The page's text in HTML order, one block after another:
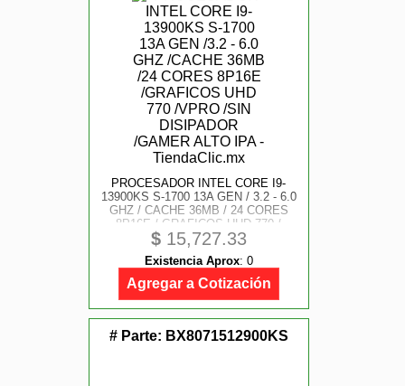
PROCESADOR INTEL CORE I9-
13900KS S-1700 13A GEN / 3.2 - 6.0
GHZ / CACHE 36MB / 24 CORES
8P16E / GRAFICOS UHD 770 /
VPRO / SIN DISIPADOR / GAMER
ALTO IPA
$ 15,727.33
Existencia Aprox: 0
Agregar a Cotización
# Parte: BX8071512900KS